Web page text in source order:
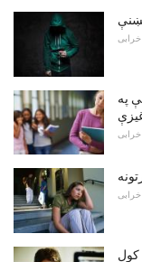
خرابی
په
خرابی
خرابی
کول